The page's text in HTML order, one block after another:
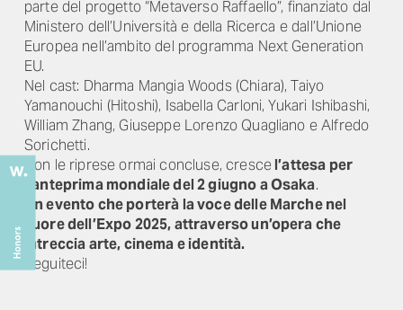
parte del progetto “Metaverso Raffaello”, finanziato dal
Ministero dell’Università e della Ricerca e dall’Unione
Europea nell’ambito del programma Next Generation
EU.
Nel cast: Dharma Mangia Woods (Chiara), Taiyo
Yamanouchi (Hitoshi), Isabella Carloni, Yukari Ishibashi,
William Zhang, Giuseppe Lorenzo Quagliano e Alfredo
Sorichetti.
Con le riprese ormai concluse, crescel’attesa per
l’anteprima mondiale del 2 giugno a Osaka.
Un evento che porterà la voce delle Marche nel
cuore dell’Expo 2025, attraverso un’opera che
intreccia arte, cinema e identità.
Seguiteci!